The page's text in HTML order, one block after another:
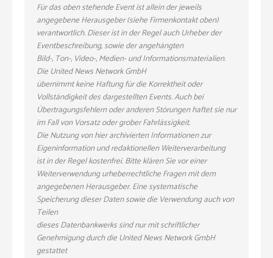
Für das oben stehende Event ist allein der jeweils
angegebene Herausgeber (siehe Firmenkontakt oben)
verantwortlich. Dieser ist in der Regel auch Urheber der
Eventbeschreibung, sowie der angehängten
Bild-, Ton-, Video-, Medien- und Informationsmaterialien.
Die United News Network GmbH
übernimmt keine Haftung für die Korrektheit oder
Vollständigkeit des dargestellten Events. Auch bei
Übertragungsfehlern oder anderen Störungen haftet sie nur
im Fall von Vorsatz oder grober Fahrlässigkeit.
Die Nutzung von hier archivierten Informationen zur
Eigeninformation und redaktionellen Weiterverarbeitung
ist in der Regel kostenfrei. Bitte klären Sie vor einer
Weiterverwendung urheberrechtliche Fragen mit dem
angegebenen Herausgeber. Eine systematische
Speicherung dieser Daten sowie die Verwendung auch von
Teilen
dieses Datenbankwerks sind nur mit schriftlicher
Genehmigung durch die United News Network GmbH
gestattet